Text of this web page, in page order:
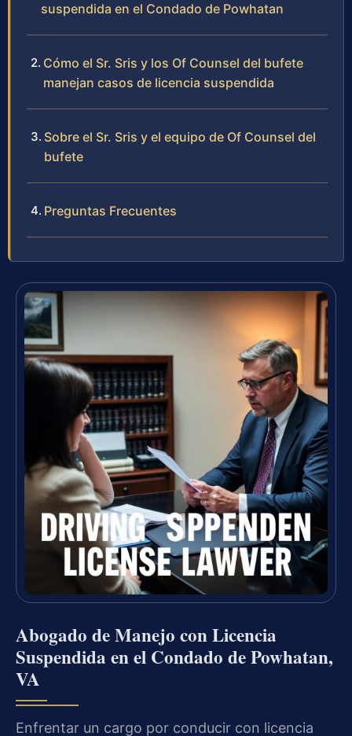
suspendida en el Condado de Powhatan
Cómo el Sr. Sris y los Of Counsel del bufete
manejan casos de licencia suspendida
Sobre el Sr. Sris y el equipo de Of Counsel del
bufete
Preguntas Frecuentes
Abogado de Manejo con Licencia
Suspendida en el Condado de Powhatan,
VA
Enfrentar un cargo por conducir con licencia